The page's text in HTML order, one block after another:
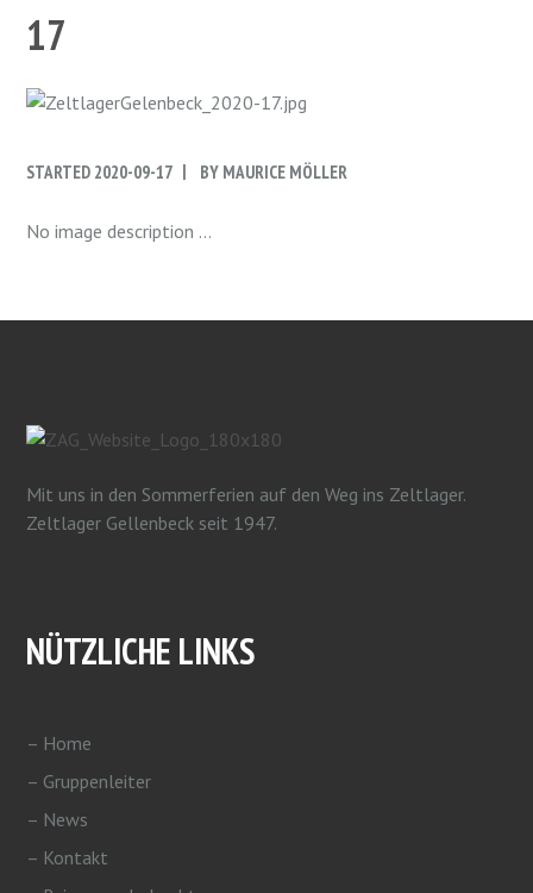
17
STARTED 2020-09-17 BY MAURICE MÖLLER
No image description ...
Mit uns in den Sommerferien auf den Weg ins Zeltlager.
Zeltlager Gellenbeck seit 1947.
NÜTZLICHE LINKS
– Home
– Gruppenleiter
– News
– Kontakt